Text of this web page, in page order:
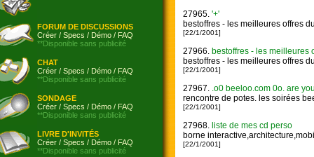
FORUM DE DISCUSSIONS
Créer / Specs / Démo / FAQ
**Disponible sans publicité
CHAT
Créer / Specs / Démo / FAQ
**Disponible sans publicité
SONDAGE
Créer / Specs / Démo / FAQ
**Disponible sans publicité
LIVRE D'INVITÉS
Créer / Specs / Démo / FAQ
**Disponible sans publicité
27965. '+'
bestoffres - les meilleures offres
[22/1/2001]
27966. bestoffres - les meilleures
bestoffres - les meilleures offres
[22/1/2001]
27967. .o0 beeloo.com 0o. are
rencontre de potes. les soirées
[22/1/2001]
27968. liste de mes cd perso
borne
[22/1/2001]